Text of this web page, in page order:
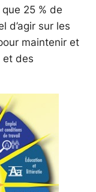
25 % de
d’agir sur les
maintenir et
et des